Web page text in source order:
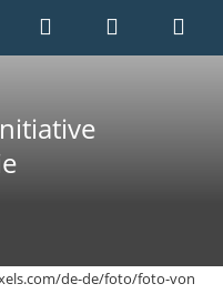
de-de/foto/foto-von